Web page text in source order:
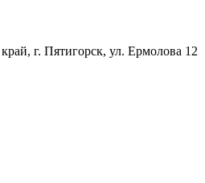
г. Пятигорск, ул. Ермолова 12